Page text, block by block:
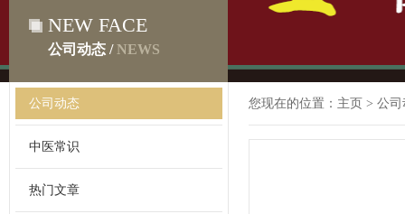
NEW FACE
公司动态 /NEWS
公司动态
中医常识
热门文章
您现在的位置： 主页 > 公司